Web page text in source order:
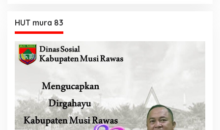
HUT mura 83